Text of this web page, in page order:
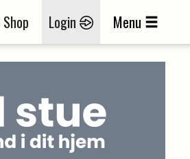
Shop Login Menu